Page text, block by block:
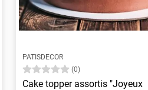
PATISDECOR
(0)
Cake topper assortis "Joyeux